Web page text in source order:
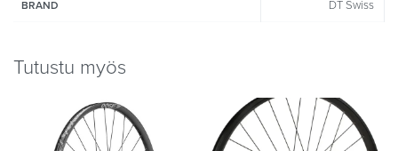
BRAND DT Swiss
Tutustu myös